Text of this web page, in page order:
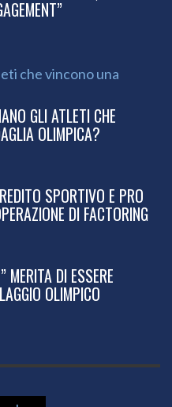
GLI ATLETI CHE
OLIMPICA?
SPORTIVO E PRO
DI FACTORING
MERITA DI ESSERE
OLIMPICO